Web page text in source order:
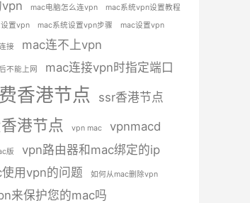
mac电脑怎么连vpn
mac系统vpn设置教程
置vpn
mac系统设置vpn步骤 mac设置vpn
接 mac连不上vpn
不能上网 mac连接vpn时指定端口
香港节点 ssr香港节点
港节点 vpn mac vpnmacd
版
vpn路由器和mac绑定的ip
用vpn的问题
如何从mac删除vpn
来保护您的mac吗